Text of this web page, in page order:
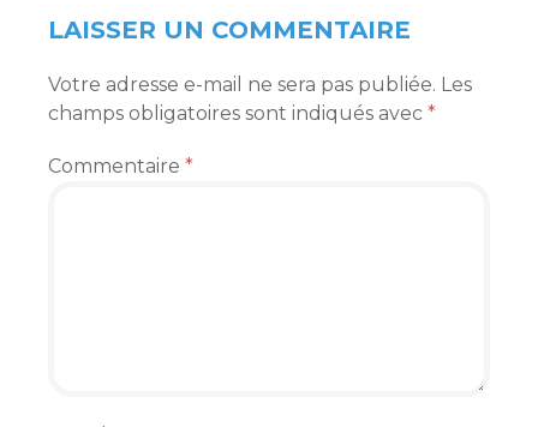
LAISSER UN COMMENTAIRE
Votre adresse e-mail ne sera pas publiée. Les
champs obligatoires sont indiqués avec *
Commentaire *